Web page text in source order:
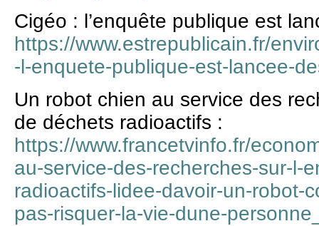
Cigéo : l’enquête publique est
https://www.estrepublicain.fr/
-l-enquete-publique-est-lancee-
Un robot chien au service des
de déchets radioactifs :
https://www.francetvinfo.fr/
au-service-des-recherches-sur-l-
radioactifs-lidee-davoir-un-robot-
pas-risquer-la-vie-dune-